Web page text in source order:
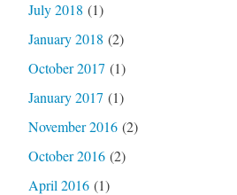
July 2018 (1)
January 2018 (2)
October 2017 (1)
January 2017 (1)
November 2016(2)
October 2016(2)
April 2016(1)